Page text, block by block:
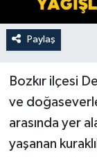
Paylaş
Bozkır ilçesi
ve
arasında yer
yaşanan